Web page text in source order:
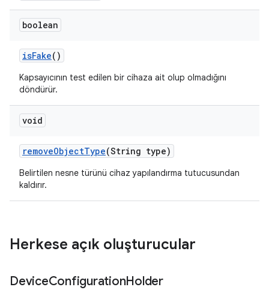
boolean
isFake()
Kapsayıcının test edilen bir cihaza ait olup olmadığını
döndürür.
void
removeObjectType(String type)
Belirtilen nesne türünü cihaz yapılandırma tutucusundan
kaldırır.
Herkese açık oluşturucular
DeviceConfigurationHolder